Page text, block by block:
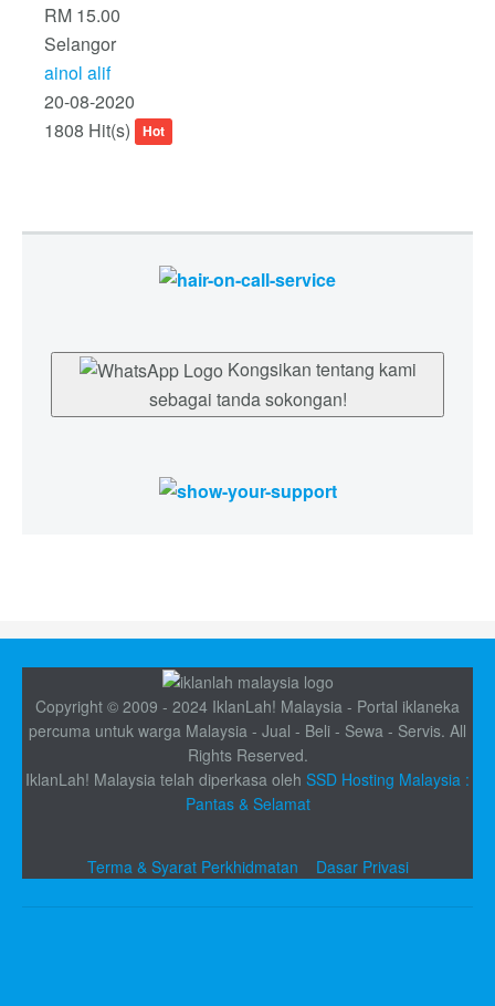
RM 15.00
Selangor
ainol alif
20-08-2020
1808 Hit(s)
Hot
sebagai tanda sokongan!
Copyright © 2009 - 2024 IklanLah! Malaysia - Portal iklaneka
percuma untuk warga Malaysia - Jual - Beli - Sewa - Servis. All
Rights Reserved.
IklanLah! Malaysia telah diperkasa oleh SSD Hosting Malaysia :
Pantas & Selamat
Terma & Syarat Perkhidmatan Dasar Privasi